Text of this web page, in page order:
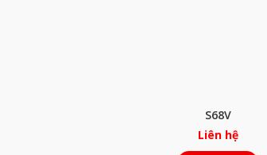
S68V
Liên hệ